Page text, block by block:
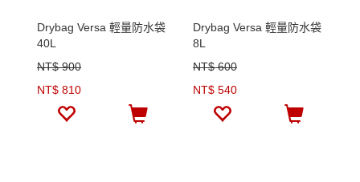
Drybag Versa 輕量防水袋
40L
NT$ 900
NT$ 810
Drybag Versa 輕量防水袋
8L
NT$ 600
NT$ 540